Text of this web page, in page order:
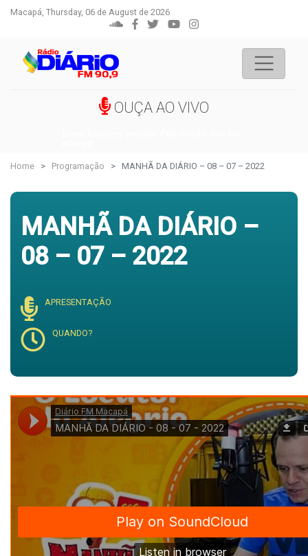
Macapá, Thursday, 06 de August de 2026
OUÇA AO VIVO
Home Programação MANHÃ DA DIÁRIO – 08 – 07 – 2022
MANHÃ DA DIÁRIO –
08 – 07 – 2022
APRESENTAÇÃO
QUANDO?